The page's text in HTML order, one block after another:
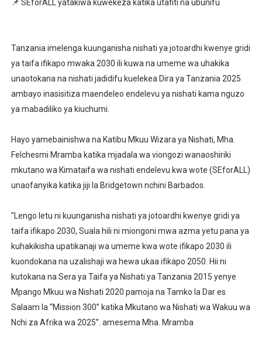
WIZARA YA MAWASILIANO YATAJA MAFANIKIO
FCC YAIMARISHA ELIMU YA USHINDANI NA ULINZI WA
KAPINGA: ZAMA ZAKUFUNGIA BIASHARA ZIMEPITWA
📌 SEforALL yatakiwa kuwekeza katika utafiti na ubunifu
Tanzania imelenga kuunganisha nishati ya jotoardhi kwenye gridi
ya taifa ifikapo mwaka 2030 ili kuwa na umeme wa uhakika
unaotokana na nishati jadidifu kuelekea Dira ya Tanzania 2025
ambayo inasisitiza maendeleo endelevu ya nishati kama nguzo
ya mabadiliko ya kiuchumi.
Hayo yamebainishwa na Katibu Mkuu Wizara ya Nishati, Mha.
Felchesmi Mramba katika mjadala wa viongozi wanaoshiriki
mkutano wa Kimataifa wa nishati endelevu kwa wote (SEforALL)
unaofanyika katika jiji la Bridgetown nchini Barbados.
"Lengo letu ni kuunganisha nishati ya jotoardhi kwenye gridi ya
taifa ifikapo 2030, Suala hili ni miongoni mwa azma yetu pana ya
kuhakikisha upatikanaji wa umeme kwa wote ifikapo 2030 ili
kuondokana na uzalishaji wa hewa ukaa ifikapo 2050. Hii ni
kutokana na Sera ya Taifa ya Nishati ya Tanzania 2015 yenye
Mpango Mkuu wa Nishati 2020 pamoja na Tamko la Dar es
Salaam la “Mission 300” katika Mkutano wa Nishati wa Wakuu wa
Nchi za Afrika wa 2025”. amesema Mha. Mramba